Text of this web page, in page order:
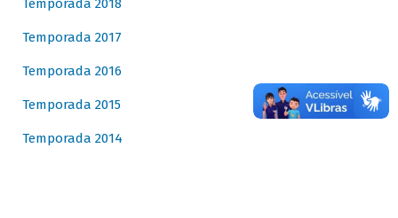
Temporada 2018
Temporada 2017
Temporada 2016
Temporada 2015
Temporada 2014